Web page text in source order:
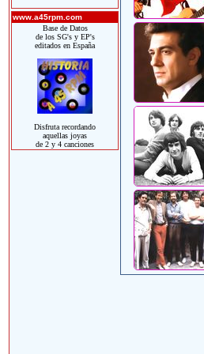
www.a45rpm.com
Base de Datos
de los SG's y EP's
editados en España
Disfruta recordando
aquellas joyas
de 2 y 4 canciones